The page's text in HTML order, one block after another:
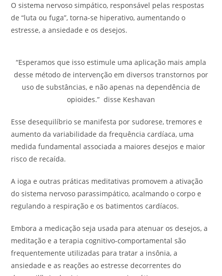
O sistema nervoso simpático, responsável pelas respostas
de “luta ou fuga”, torna-se hiperativo, aumentando o
estresse, a ansiedade e os desejos.
“Esperamos que isso estimule uma aplicação mais ampla
desse método de intervenção em diversos transtornos por
uso de substâncias, e não apenas na dependência de
opioides.” disse Keshavan
Esse desequilíbrio se manifesta por sudorese, tremores e
aumento da variabilidade da frequência cardíaca, uma
medida fundamental associada a maiores desejos e maior
risco de recaída.
A ioga e outras práticas meditativas promovem a ativação
do sistema nervoso parassimpático, acalmando o corpo e
regulando a respiração e os batimentos cardíacos.
Embora a medicação seja usada para atenuar os desejos, a
meditação e a terapia cognitivo-comportamental são
frequentemente utilizadas para tratar a insônia, a
ansiedade e as reações ao estresse decorrentes do